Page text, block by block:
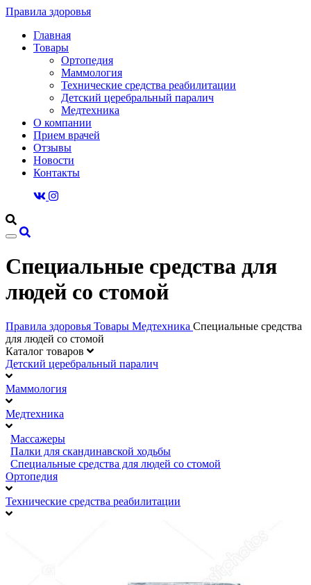
Правила здоровья
Главная
Товары
Ортопедия
Маммология
Технические средства реабилитации
Детский церебральный паралич
Медтехника
О компании
Прием врачей
Отзывы
Новости
Контакты
Специальные средства для
людей со стомой
Правила здоровья Товары Медтехника Специальные средства
для людей со стомой
Каталог товаров
Детский церебральный паралич
Маммология
Медтехника
Массажеры
Палки для скандинавской ходьбы
Специальные средства для людей со стомой
Ортопедия
Технические средства реабилитации